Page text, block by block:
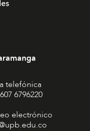
telefónica
6796220
electrónico